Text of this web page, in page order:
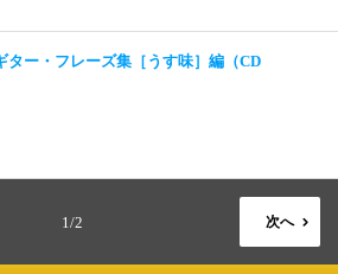
ター・フレーズ集［うす味］編（CD
1/2 次へ